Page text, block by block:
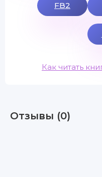
FB2
Как читать
Отзывы (0)